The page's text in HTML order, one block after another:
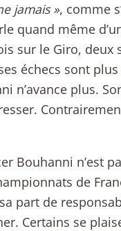
jamais », comme
quand même
sur le Giro, deux
échecs sont
n’avance plus.
Bouhanni n’est
de
part de
Certains se